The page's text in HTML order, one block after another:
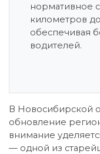
нормативное
километров
обеспечивая
водителей.
В Новосибирской
обновление
внимание
— одной из